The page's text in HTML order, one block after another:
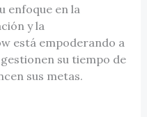
enfoque en la
y la
está empoderando a
su tiempo de
sus metas.